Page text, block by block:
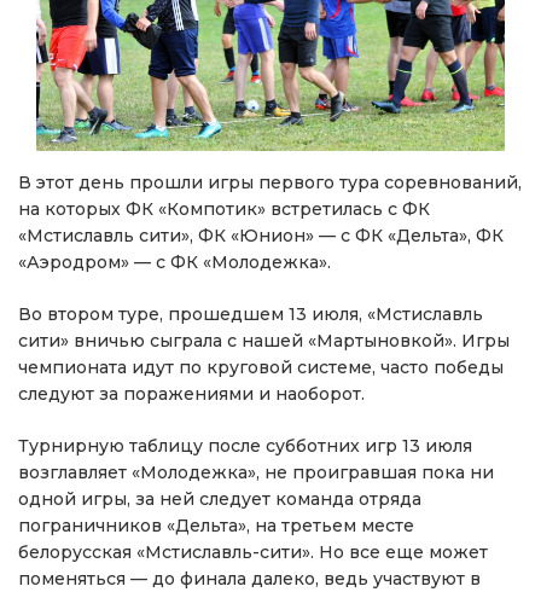
В этот день прошли игры первого тура соревнований,
на которых ФК «Компотик» встретилась с ФК
«Мстиславль сити», ФК «Юнион» — с ФК «Дельта», ФК
«Аэродром» — с ФК «Молодежка».
Во втором туре, прошедшем 13 июля, «Мстиславль
сити» вничью сыграла с нашей «Мартыновкой». Игры
чемпионата идут по круговой системе, часто победы
следуют за поражениями и наоборот.
Турнирную таблицу после субботних игр 13 июля
возглавляет «Молодежка», не проигравшая пока ни
одной игры, за ней следует команда отряда
пограничников «Дельта», на третьем месте
белорусская «Мстиславль-сити». Но все еще может
поменяться — до финала далеко, ведь участвуют в